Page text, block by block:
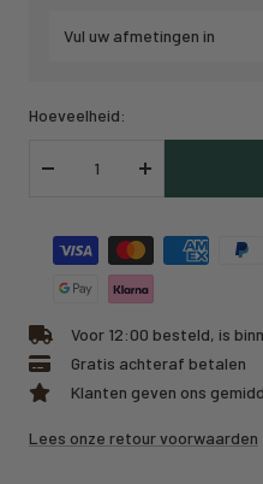
Vul uw afmetingen in
Hoeveelheid:
Verlaag
Verhoog
Voor 12:00 besteld, is
Gratis achteraf betalen
Klanten geven ons
Lees onze retour voorwaarden